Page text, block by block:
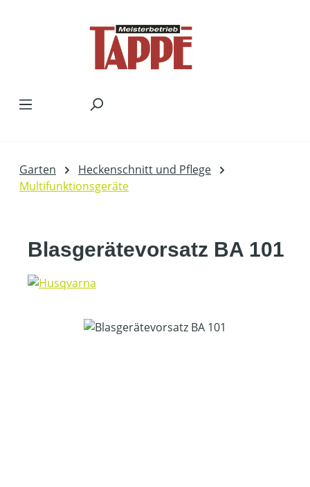
Garten
Heckenschnitt und Pflege
Multifunktionsgeräte
Blasgerätevorsatz BA 101
Bildergalerie überspringen